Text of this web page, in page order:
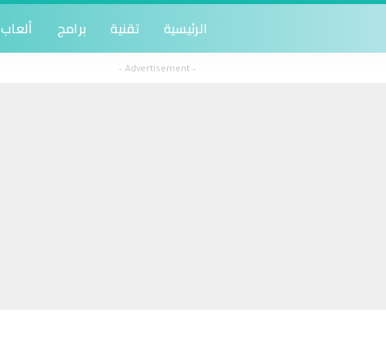
الرئيسية تقنية برامج ألعاب
– Advertisement –